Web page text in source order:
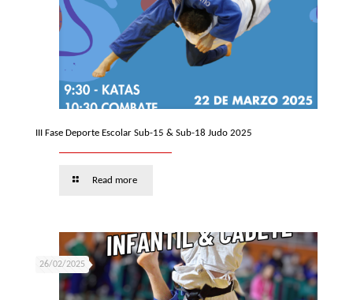
III Fase Deporte Escolar Sub-15 & Sub-18 Judo 2025
Read more
26/02/2025